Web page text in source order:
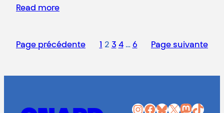
Read more
Page précédente 1 2 3 4 … 6 Page suivante
InstagramFacebook Bluesky X Mastodon TikTok